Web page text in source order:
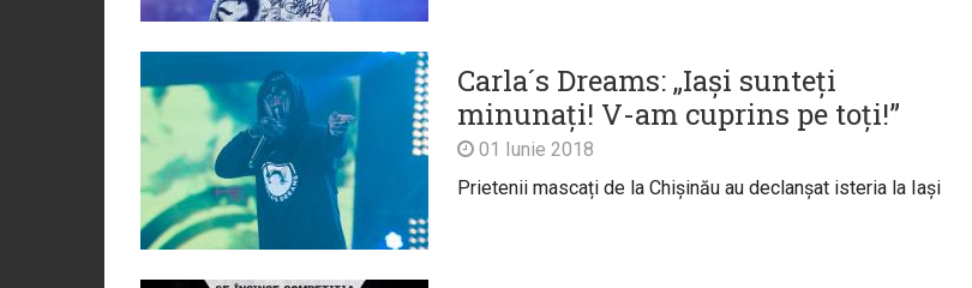
Carla´s Dreams: „Iași sunteți
minunați! V-am cuprins pe toți!”
01 Iunie 2018
Prietenii mascați de la Chișinău au declanșat isteria la Iași